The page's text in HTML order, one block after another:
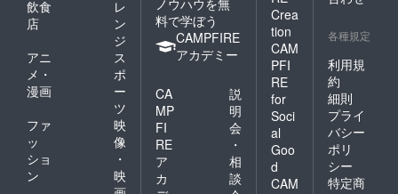
飲食
店
レ
ン
ジ
アニ
メ・
漫画
ス
ポ
ー
ツ
ファ
ッ
ショ
ン
映
像
・
映
料で学ぼう
CAMPFIRE
アカデミー
CA
MP
FI
RE
ア
カ
説
明
会
・
相
談
Crea
tion
CAM
PFI
RE
for
Soci
al
Goo
d
CAM
各種規定
利用規
約
細則
プライ
バシー
ポリ
シー
特定商